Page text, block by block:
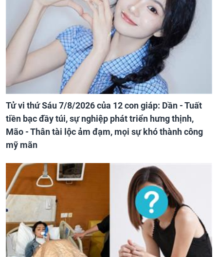
Tử vi thứ Sáu 7/8/2026 của 12 con giáp: Dần - Tuất
tiền bạc đầy túi, sự nghiệp phát triển hưng thịnh,
Mão - Thân tài lộc ảm đạm, mọi sự khó thành công
mỹ mãn